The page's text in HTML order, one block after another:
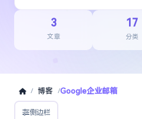
3
文章
17
分类
/ 博客 /Google企业邮箱
侧边栏